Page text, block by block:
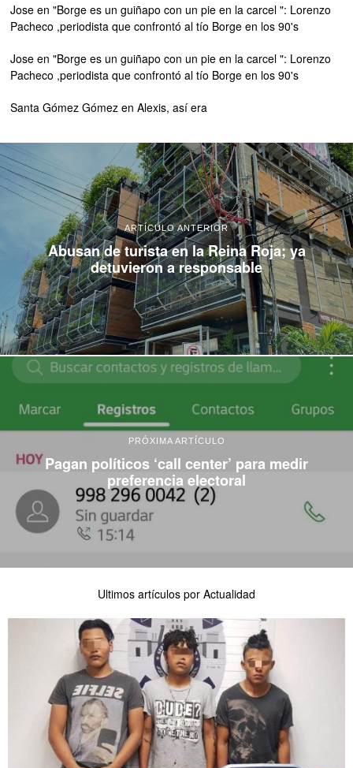
Jose en"Borge es un guiñapo con un pie en la carcel ": Lorenzo
Pacheco ,periodista que confrontó al tío Borge en los 90's
Jose en"Borge es un guiñapo con un pie en la carcel ": Lorenzo
Pacheco ,periodista que confrontó al tío Borge en los 90's
Santa Gómez Gómez enAlexis, así era
ARTÍCULO ANTERIOR
Abusan de turista en la Reina Roja; ya
detuvieron a responsable
PRÓXIMA ARTÍCULO
Pagan políticos ‘call center’ para medir
preferencia electoral
Ultimos artículos por Actualidad